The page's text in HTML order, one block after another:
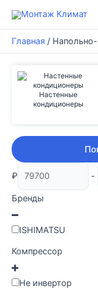
Главная /
Настенные
кондиционеры
₽ -
Бренды
ISHIMATSU
Компрессор
Не инвертор